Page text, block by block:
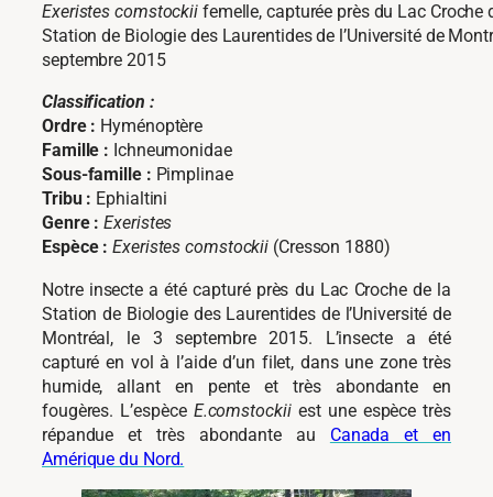
Exeristes comstockii femelle, capturée près du Lac Croche
Station de Biologie des Laurentides de l’Université de
septembre 2015
Classification :
Ordre : Hyménoptère
Famille : Ichneumonidae
Sous-famille : Pimplinae
Tribu : Ephialtini
Genre : Exeristes
Espèce : Exeristes comstockii (Cresson 1880)
Notre insecte a été capturé près du Lac Croche de la
Station de Biologie des Laurentides de l’Université de
Montréal, le 3 septembre 2015. L’insecte a été
capturé en vol à l’aide d’un filet, dans une zone très
humide, allant en pente et très abondante en
fougères. L’espèce E.comstockii est une espèce très
répandue et très abondante au Canada et en
Amérique du Nord.